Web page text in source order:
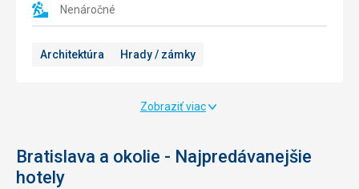
Nenáročné
Architektúra Hrady / zámky
Zobraziť viac
Bratislava a okolie - Najpredávanejšie
hotely